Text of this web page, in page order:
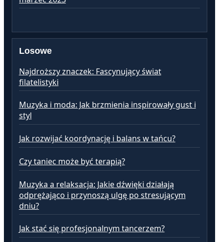
Losowe
Najdroższy znaczek: Fascynujący świat
filatelistyki
Muzyka i moda: Jak brzmienia inspirowały gust i
styl
Jak rozwijać koordynację i balans w tańcu?
Czy taniec może być terapią?
Muzyka a relaksacja: Jakie dźwięki działają
odprężająco i przynoszą ulgę po stresującym
dniu?
Jak stać się profesjonalnym tancerzem?